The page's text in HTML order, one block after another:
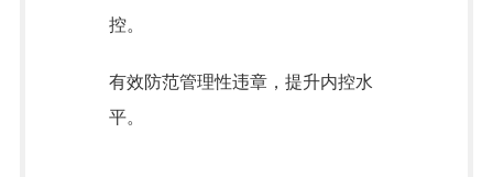
控。
有效防范管理性违章，提升内控水
平。